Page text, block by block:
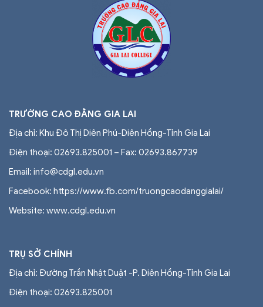
TRƯỜNG CAO ĐẲNG GIA LAI
Địa chỉ: Khu Đô Thị Diên Phú-Diên Hồng-Tỉnh Gia Lai
Điện thoại: 02693.825001 – Fax: 02693.867739
Email: info@cdgl.edu.vn
Facebook: https://www.fb.com/truongcaodanggialai/
Website: www.cdgl.edu.vn
TRỤ SỞ CHÍNH
Địa chỉ: Đường Trần Nhật Duật -P. Diên Hồng-Tỉnh Gia Lai
Điện thoại: 02693.825001